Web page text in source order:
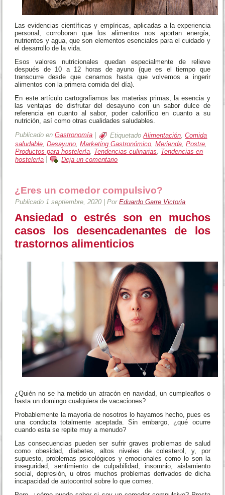
Las evidencias científicas y empíricas, aplicadas a la experiencia
personal, corroboran que los alimentos nos aportan energía,
nutrientes y agua, que son elementos esenciales para el cuidado y
el desarrollo de la vida.
Esos valores nutricionales quedan especialmente de relieve
después de 10 a 12 horas de ayuno (que es el tiempo que
transcurre desde que cenamos hasta que volvemos a ingerir
alimentos con la primera comida del día).
En este artículo cartografiamos las materias primas, la esencia y
las ventajas de disfrutar del desayuno con un sabor dulce de
referencia en cuanto al sabor, poder calorífico en cuanto a su
nutrición, así como otras cualidades saludables.
Publicado en Gastronomía Etiquetado Alimentación ,Comida
saludable,Desayuno,Marketing Gastronómico,Merienda,Postre,
Productos para hostelería, Tendencias culinarias, Tendencias en
hostelería
Deja un comentario
¿Eres un comedor compulsivo?
Publicado 1 septiembre, 2020 |Por Eduardo Garre Victoria
Ansiedad o estrés son en muchos
casos los desencadenantes de los
trastornos alimenticios
¿Quién no se ha metido un atracón en navidad, un cumpleaños o
hasta un domingo cualquiera de vacaciones?
Probablemente la mayoría de nosotros lo hayamos hecho, pues es
una conducta totalmente aceptada. Sin embargo, ¿qué ocurre
cuando esta se repite muy a menudo?
Las consecuencias pueden ser sufrir graves problemas de salud
como obesidad, diabetes, altos niveles de colesterol, y, por
supuesto, problemas psicológicos y emocionales como lo son la
inseguridad, sentimiento de culpabilidad, insomnio, aislamiento
social, depresión, u otros muchos problemas derivados de dicha
incapacidad de autocontrol sobre lo que comes.